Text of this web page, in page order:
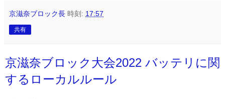
京滋奈ブロック長 時刻: 17:57
共有
京滋奈ブロック大会2022 バッテリに関
するローカルルール